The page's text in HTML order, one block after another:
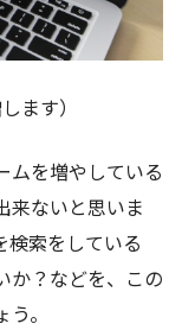
ます）
ムを増やしている
来ないと思いま
検索をしている
か？などを、この
。